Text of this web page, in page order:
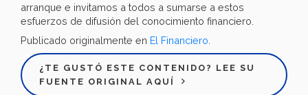
arranque e invitamos a todos a sumarse a estos
esfuerzos de difusión del conocimiento financiero.
Publicado originalmente en El Financiero
¿TE GUSTÓ ESTE CONTENIDO? LEE SU
FUENTE ORIGINAL AQUÍ